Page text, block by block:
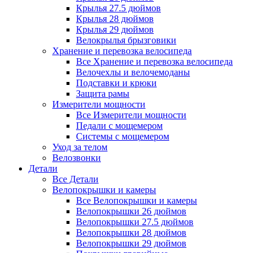
Крылья 27.5 дюймов
Крылья 28 дюймов
Крылья 29 дюймов
Велокрылья брызговики
Хранение и перевозка велосипеда
Все Хранение и перевозка велосипеда
Велочехлы и велочемоданы
Подставки и крюки
Защита рамы
Измерители мощности
Все Измерители мощности
Педали с мощемером
Системы с мощемером
Уход за телом
Велозвонки
Детали
Все Детали
Велопокрышки и камеры
Все Велопокрышки и камеры
Велопокрышки 26 дюймов
Велопокрышки 27.5 дюймов
Велопокрышки 28 дюймов
Велопокрышки 29 дюймов